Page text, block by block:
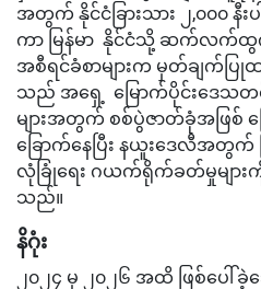
အတွက် နိုင်ငံခြားသား ၂,၀၀၀ နီ
ကာ မြန်မာ နိုင်ငံသို့ ဆက်လက်ထွက်
အစီရင်ခံစာများက မှတ်ချက်ပ
သည် အရှေ့ မြောက်ပိုင်းဒေသ
များအတွက် စစ်ပွဲဇာတ်ခုံအဖြစ် ပြ
ခြောက်နေပြီး နယူးဒေလီအတွက်
လုံခြုံရေး ဂယက်ရိုက်ခတ်မှုမျ
သည်။
နိဂုံး
၂၀၂၄ မှ ၂၀၂၆ အထိ ဖြစ်ပေါ်